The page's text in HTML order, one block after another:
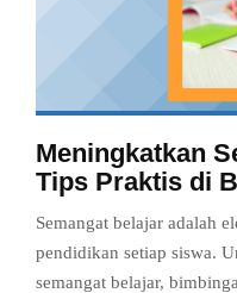
Meningkatkan
Tips Praktis di
Semangat belajar adalah
pendidikan setiap siswa.
semangat belajar,